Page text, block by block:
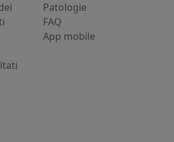
Patologie
FAQ
App mobile